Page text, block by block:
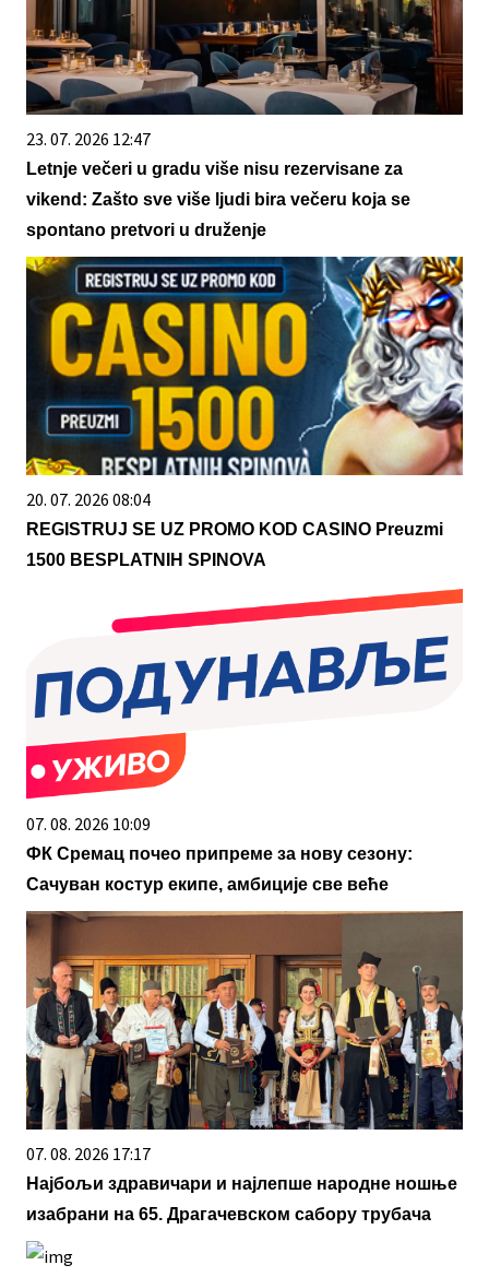
23. 07. 2026 12:47
Letnje večeri u gradu više nisu rezervisane za
vikend: Zašto sve više ljudi bira večeru koja se
spontano pretvori u druženje
20. 07. 2026 08:04
REGISTRUJ SE UZ PROMO KOD CASINO Preuzmi
1500 BESPLATNIH SPINOVA
07. 08. 2026 10:09
ФК Сремац почео припреме за нову сезону:
Сачуван костур екипе, амбиције све веће
07. 08. 2026 17:17
Најбољи здравичари и најлепше народне ношње
изабрани на 65. Драгачевском сабору трубача